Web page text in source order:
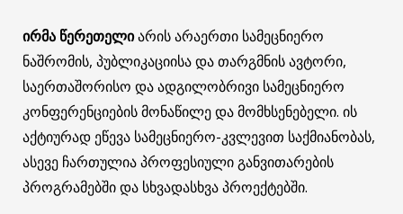
ირმა წერეთელიარის არაერთი სამეცნიერო
ნაშრომის, პუბლიკაციისა და თარგმნის ავტორი,
საერთაშორისო და ადგილობრივი სამეცნიერო
კონფერენციების მონაწილე და მომხსენებელი. ის
აქტიურად ეწევა სამეცნიერო-კვლევით საქმიანობას,
ასევე ჩართულია პროფესიული განვითარების
პროგრამებში და სხვადასხვა პროექტებში.